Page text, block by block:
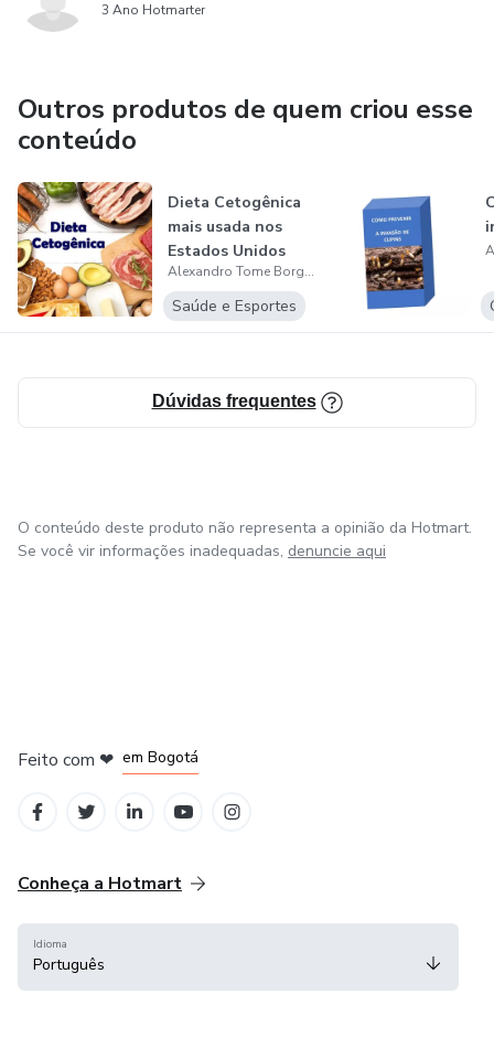
3 Ano Hotmarter
Outros produtos de quem criou esse
conteúdo
Dieta Cetogênica
mais usada nos
Estados Unidos
Alexandro Tome Borges
Saúde e Esportes
Dúvidas frequentes
O conteúdo deste produto não representa a opinião da Hotmart.
Se você vir informações inadequadas, denuncie aqui
Feito com ❤ em Bogotá
Conheça a Hotmart
Idioma
Português